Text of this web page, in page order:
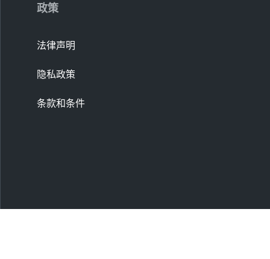
政策
法律声明
隐私政策
条款和条件